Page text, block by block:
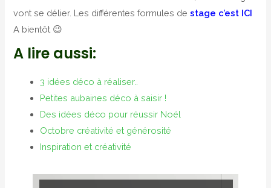
vont se délier. Les différentes formules destage c’est ICI
A bientôt 😉
A lire aussi:
3 idées déco à réaliser..
Petites aubaines déco à saisir !
Des idées déco pour réussir Noël
Octobre créativité et générosité
Inspiration et créativité